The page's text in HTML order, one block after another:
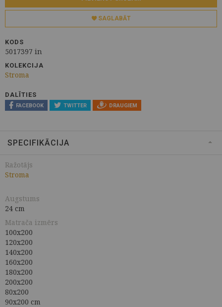
SAGLABĀT
KODS
5017397 in
KOLEKCIJA
Stroma
DALĪTIES
FACEBOOK TWITTER DRAUGIEM
SPECIFIKĀCIJA
Ražotājs
Stroma
Augstums
24 cm
Matrača izmērs
100x200
120x200
140x200
160x200
180x200
200x200
80x200
90x200 cm